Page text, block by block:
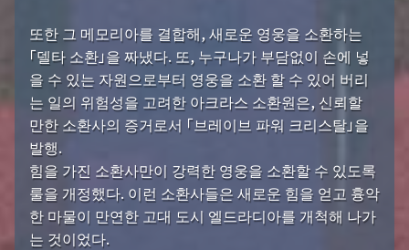
또한 그 메모리아를 결합해, 새로운 영웅을 소환하는
「델타 소환」을 짜냈다. 또, 누구나가 부담없이 손에 넣
을 수 있는 자원으로부터 영웅을 소환 할 수 있어 버리
는 일의 위험성을 고려한 아크라스 소환원은, 신뢰할
만한 소환사의 증거로서 「브레이브 파워 크리스탈」을
발행.
힘을 가진 소환사만이 강력한 영웅을 소환할 수 있도록
룰을 개정했다. 이런 소환사들은 새로운 힘을 얻고 흉악
한 마물이 만연한 고대 도시 엘드라디아를 개척해 나가
는 것이었다.